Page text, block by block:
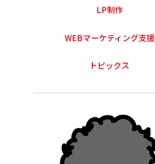
LP制作
WEBマーケティング支援
トピックス